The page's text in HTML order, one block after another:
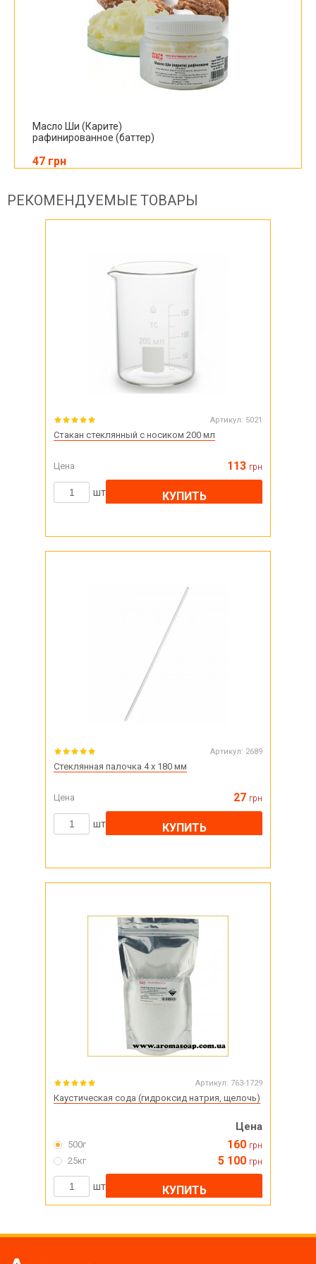
Масло Ши (Карите)
рафинированное (баттер)
47 грн
РЕКОМЕНДУЕМЫЕ ТОВАРЫ
Артикул: 5021
Стакан стеклянный с носиком 200 мл
Цена 113 грн
шт КУПИТЬ
Артикул: 2689
Стеклянная палочка 4 х 180 мм
Цена 27 грн
шт КУПИТЬ
Артикул: 763-1729
Каустическая сода (гидроксид натрия, щелочь)
Цена
500г 160 грн
25кг 5 100 грн
шт КУПИТЬ